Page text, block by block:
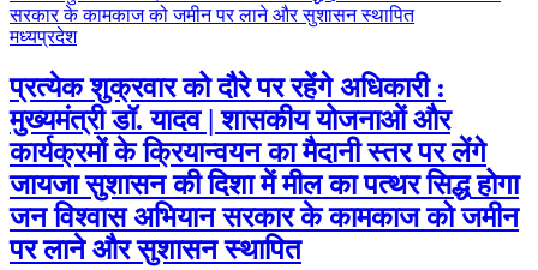
मध्यप्रदेश
प्रत्येक शुक्रवार को दौरे पर रहेंगे अधिकारी :
मुख्यमंत्री डॉ. यादव | शासकीय योजनाओं और
कार्यक्रमों के क्रियान्वयन का मैदानी स्तर पर लेंगे
जायजा सुशासन की दिशा में मील का पत्थर सिद्ध होगा
जन विश्वास अभियान सरकार के कामकाज को जमीन
पर लाने और सुशासन स्थापित